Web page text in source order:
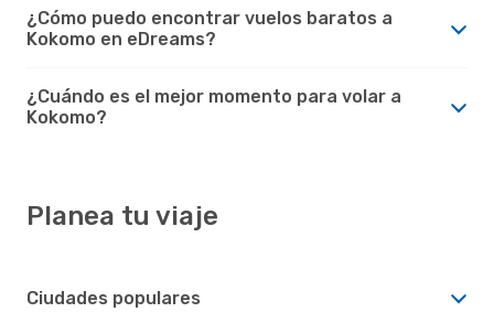
¿Cómo puedo encontrar vuelos baratos a
Kokomo en eDreams?
¿Cuándo es el mejor momento para volar a
Kokomo?
Planea tu viaje
Ciudades populares